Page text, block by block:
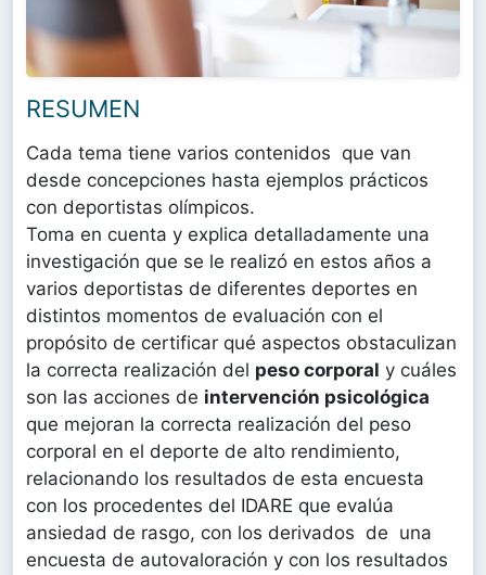
RESUMEN
Cada tema tiene varios contenidos que van
desde concepciones hasta ejemplos prácticos
con deportistas olímpicos.
Toma en cuenta y explica detalladamente una
investigación que se le realizó en estos años a
varios deportistas de diferentes deportes en
distintos momentos de evaluación con el
propósito de certificar qué aspectos obstaculizan
la correcta realización del peso corporal y cuáles
son las acciones de intervención psicológica
que mejoran la correcta realización del peso
corporal en el deporte de alto rendimiento,
relacionando los resultados de esta encuesta
con los procedentes del IDARE que evalúa
ansiedad de rasgo, con los derivados de una
encuesta de autovaloración y con los resultados